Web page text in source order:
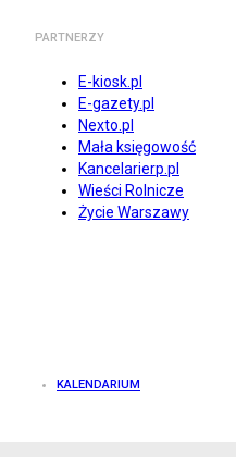
PARTNERZY
E-kiosk.pl
E-gazety.pl
Nexto.pl
Mała księgowość
Kancelarierp.pl
Wieści Rolnicze
Życie Warszawy
KALENDARIUM